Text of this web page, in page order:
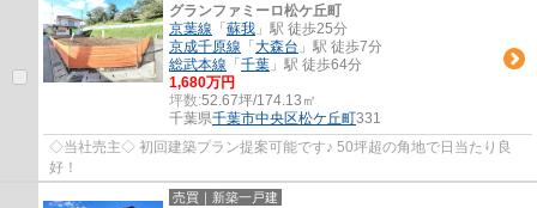
グランファミーロ松ケ丘町
京葉線 「 蘇我 」駅 徒歩25分
京成千原線 「 大森台 」駅 徒歩7分
総武本線 「 千葉 」駅 徒歩64分
1,680万円
坪数:52.67坪/174.13㎡
千葉県千葉市中央区松ケ丘町331
◇当社売主◇ 初回建築プラン提案可能です♪ 50坪超の角地で日当たり良
好！
売買｜新築一戸建